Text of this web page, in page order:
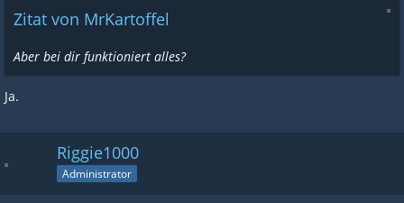
Zitat von MrKartoffel
Aber bei dir funktioniert alles?
Ja.
Riggie1000
Administrator